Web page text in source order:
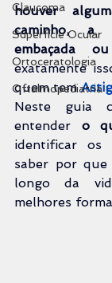
Glaucoma
Superfície Ocular
Ortoceratologia
Oftalmopediatria
houver
caminho, a
embaçada
exatamente
quem tem
Neste guia
entender o
identificar os
saber por
longo da
melhores